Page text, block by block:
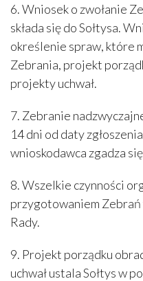
6. Wniosek o zwołanie
składa się do Sołtysa.
określenie spraw, które
Zebrania, projekt
projekty uchwał.
7. Zebranie
14 dni od daty
wnioskodawca zgadza
8. Wszelkie czynności
przygotowaniem Zebrań
Rady.
9. Projekt porządku
uchwał ustala Sołtys w